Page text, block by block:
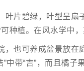
叶片碧绿，叶型呈
种植。在风水学中
，也可养成盆景放在
中带“吉”，而且橘